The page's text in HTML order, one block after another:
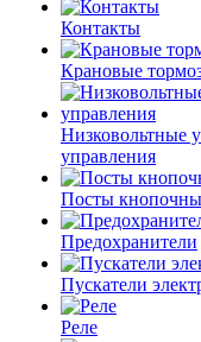
Контакты
Крановые
Низковольтные
управления
Посты
Предохранители
Пускатели
Реле